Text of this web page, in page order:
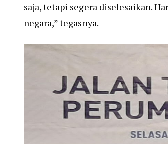
saja, tetapi segera diselesaikan.
negara,” tegasnya.